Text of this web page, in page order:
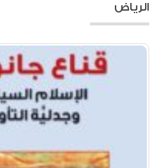
الرياض